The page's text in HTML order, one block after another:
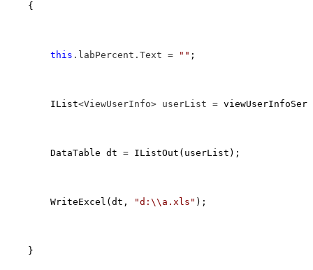
    {
this .labPercent.Text = "" ;
        IList
<ViewUserInfo> userList =
        DataTable dt
= IListOut(userList);
        WriteExcel(dt,
"d:\\a.xls " );
    }